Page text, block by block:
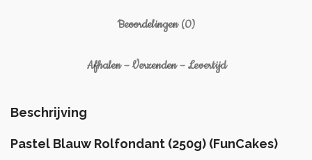
Beoordelingen (0)
Afhalen – Verzenden – Levertijd
Beschrijving
Pastel Blauw Rolfondant (250g) (FunCakes)